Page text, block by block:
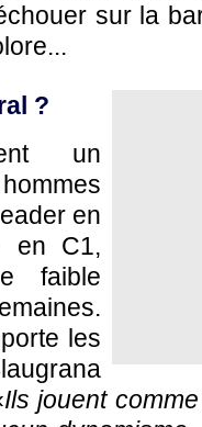
sur la
?
un
en
en C1,
faible
les
Ils jouent